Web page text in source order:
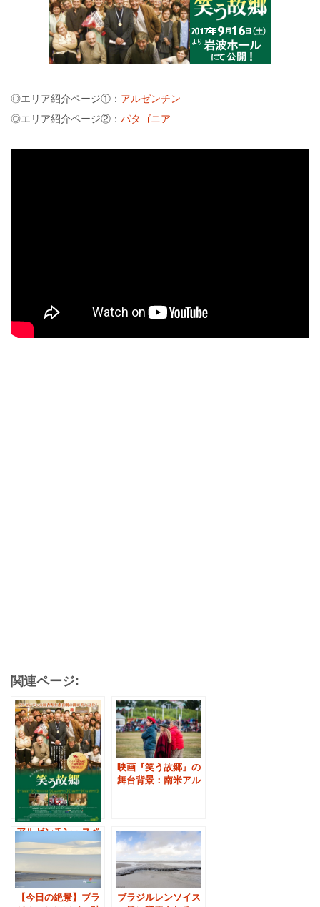
◎エリア紹介ページ①： アルゼンチン
◎エリア紹介ページ②： パタゴニア
関連ページ:
アルゼンチン・スペ
イン合作映画『笑う
故郷』上映
映画『笑う故郷』の
舞台背景：南米アル
【今日の絶景】ブラ
ブラジルレンソイス